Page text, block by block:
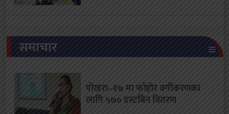
समाचार
पोखरा–१७ मा फोहोर वर्गीकरणका
लागि ५७० डस्टबिन वितरण